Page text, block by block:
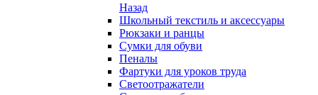
Назад
Школьный текстиль и аксессуары
Рюкзаки и ранцы
Сумки для обуви
Пеналы
Фартуки для уроков труда
Светоотражатели